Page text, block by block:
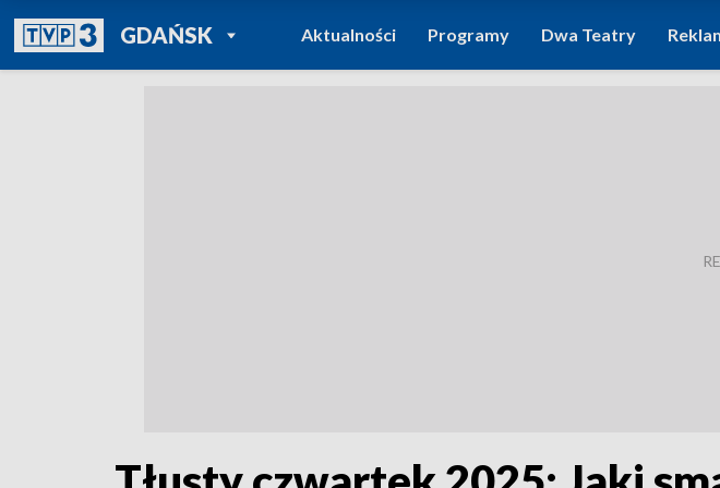
GDAŃSKPOWRÓT DO
TVP REGIONY
Aktualności Programy Dwa Teatry